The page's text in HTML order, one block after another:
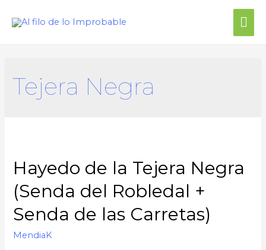
Tejera Negra
Hayedo de la Tejera Negra
(Senda del Robledal +
Senda de las Carretas)
MendiaK